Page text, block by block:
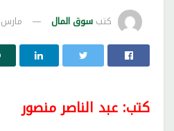
كتب سوق المال مارس 28, 2026
كتب: عبد الناصر منصور